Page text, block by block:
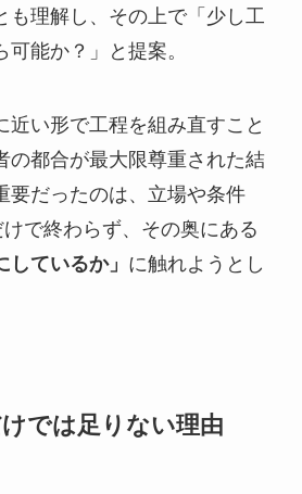
も理解し、その上で「少し工
能か？」と提案。
近い形で工程を組み直すこと
の都合が最大限尊重された結
要だったのは、立場や条件
けで終わらず、その奥にある
しているか」 に触れようとし
では足りない理由